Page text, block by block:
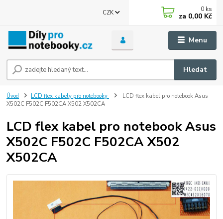
Menu
CZK
Hledat
0 ks
za 0,00 Kč
Úvod LCD flex kabely pro notebooky
LCD flex kabel pro notebook Asus
X502C F502C F502CA X502 X502CA
LCD flex kabel pro notebook Asus
X502C F502C F502CA X502
X502CA